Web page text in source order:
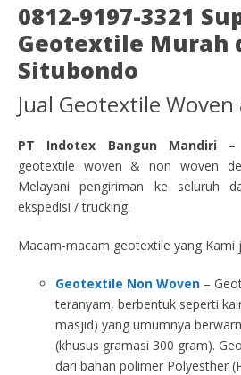
0812-9197-3321
Geotextile Murah
Situbondo
Jual Geotextile
PT Indotex Bangun Mandiri –
geotextile woven & non woven
Melayani pengiriman ke seluruh
ekspedisi / trucking.
Macam-macam geotextile yang Kami
Geotextile Non Woven –
teranyam, berbentuk seperti
masjid) yang umumnya
(khusus gramasi 300 gram).
dari bahan polimer Polyesther